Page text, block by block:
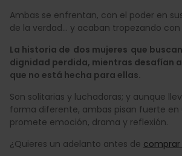
Ambas se enfrentan, con el poder en
de la verdad... y acaban tropezando
La historia de dos mujeres que
dignidad perdida, mientras desafían
que no está hecha para ellas.
Son solitarias y luchadoras; y aunque
forma diferente, ambas pisan fuerte en
promete emoción, drama y reflexión.
¿Quieres un adelanto antes de